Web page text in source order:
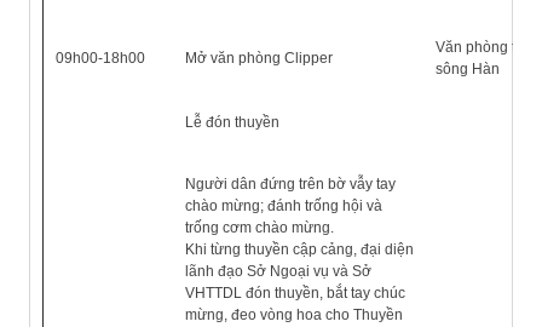
09h00-18h00 Mở văn phòng Clipper
Văn phòng tại
sông Hàn
Lễ đón thuyền
Người dân đứng trên bờ vẫy tay
chào mừng; đánh trống hội và
trống cơm chào mừng.
Khi từng thuyền cập cảng, đại diện
lãnh đạo Sở Ngoại vụ và Sở
VHTTDL đón thuyền, bắt tay chúc
mừng, đeo vòng hoa cho Thuyền